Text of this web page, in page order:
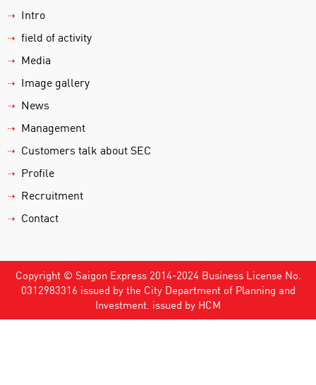
➝ Intro
➝ field of activity
➝ Media
➝ Image gallery
➝ News
➝ Management
➝ Customers talk about SEC
➝ Profile
➝ Recruitment
➝ Contact
Copyright © Saigon Express 2014-2024 Business License No.
0312983316 issued by the City Department of Planning and
Investment. issued by HCM